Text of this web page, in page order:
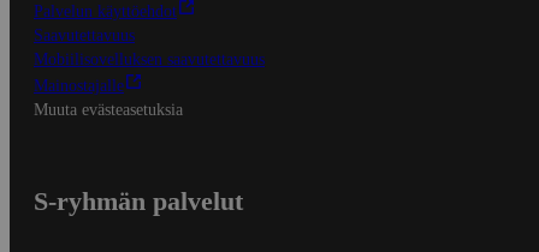
Palvelun käyttöehdot
Saavutettavuus
Mobiilisovelluksen saavutettavuus
Mainostajalle
Muuta evästeasetuksia
S-ryhmän palvelut